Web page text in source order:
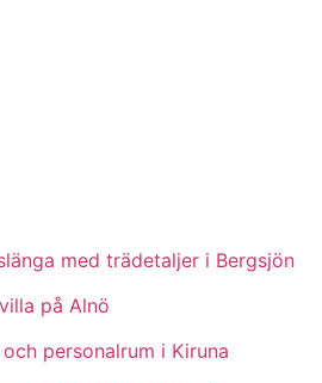
med trädetaljer i Bergsjön
på Alnö
personalrum i Kiruna